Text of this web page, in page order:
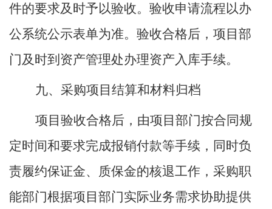
件的要求及时予以验收。验收申请流程以办
公系统公示表单为准。验收合格后，项目部
门及时到资产管理处办理资产入库手续。
九、采购项目结算和材料归档
项目验收合格后， 由项目部门按合同规
定时间和要求完成报销付款等手续，同时负
责履约保证金、质保金的核退工作，采购职
能部门根据项目部门实际业务需求协助提供